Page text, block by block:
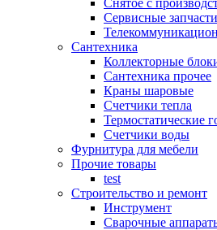
Снятое с
Сервисные
Сантехника
Коллекторные
Сантехника прочее
Краны шаровые
Счетчики тепла
Термоcтатические
Счетчики воды
Фурнитура для мебели
Прочие товары
test
Строительство и ремонт
Инструмент
Сварочные